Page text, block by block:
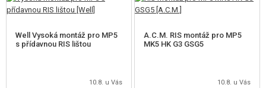
BRÝLE, MASKY
Well Vysoká montáž pro MP5
s přídavnou RIS lištou
10.8. u Vás
A.C.M. RIS montáž pro MP5
MK5 HK G3 GSG5
10.8. u Vás